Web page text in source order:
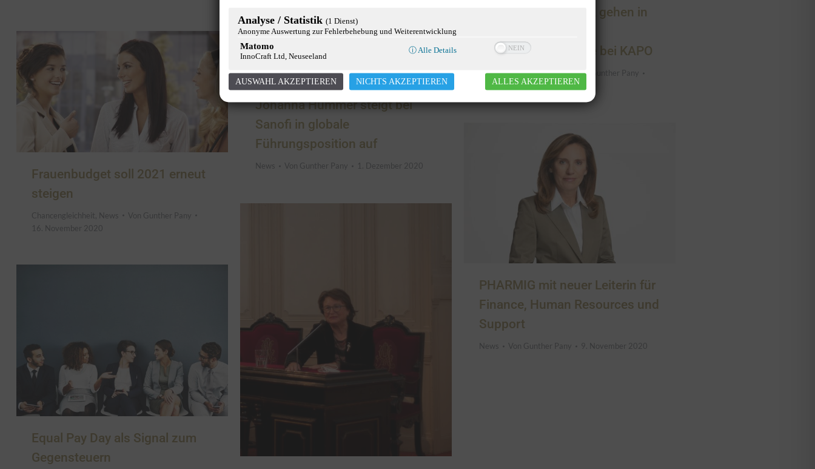
Frauen im Handwerk gehen in
Lehrlingsbeauftragte bei KAPO
Chancengleichheit,News Von
Gunther Pany
9. Dezember 2020
Johanna Hummer steigt bei
Sanofi in globale
Führungsposition auf
News Von Gunther Pany 1. Dezember 2020
Frauenbudget soll 2021 erneut
steigen
Chancengleichheit News Von Gunther Pany
16. November 2020
PHARMIG mit neuer Leiterin für
Finance, Human Resources und
Support
News Von Gunther Pany 9. November 2020
Equal Pay Day als Signal zum
Gegensteuern
Analyse / Statistik (1 Dienst)
Anonyme Auswertung zur Fehlerbehebung und Weiterentwicklung
Matomo
InnoCraft Ltd, Neuseeland
ⓘ Alle Details
AUSWAHL AKZEPTIEREN NICHTS AKZEPTIEREN ALLES AKZEPTIEREN